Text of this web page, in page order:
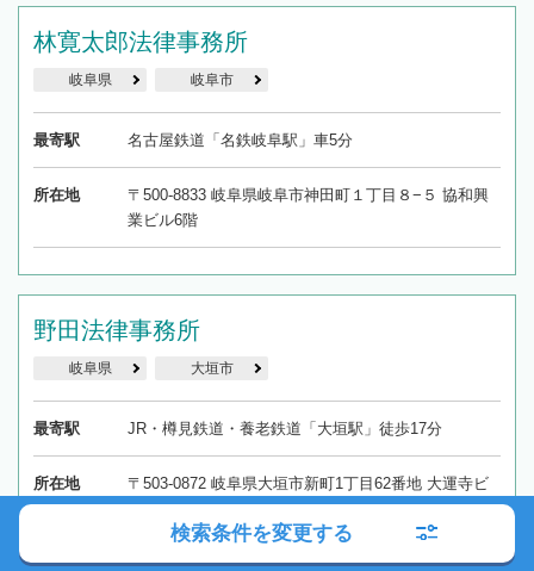
林寛太郎法律事務所
岐阜県 岐阜市
最寄駅 名古屋鉄道「名鉄岐阜駅」車5分
所在地
〒500-8833 岐阜県岐阜市神田町１丁目８−５ 協和興
業ビル6階
野田法律事務所
岐阜県 大垣市
最寄駅 JR・樽見鉄道・養老鉄道「大垣駅」徒歩17分
所在地
〒503-0872 岐阜県大垣市新町1丁目62番地 大運寺ビ
ル3階5号
検索条件を変更する